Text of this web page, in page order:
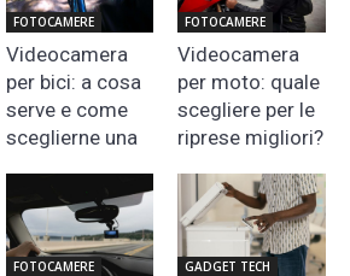
FOTOCAMERE
Videocamera
per bici: a cosa
serve e come
sceglierne una
FOTOCAMERE
Videocamera
per moto: quale
scegliere per le
riprese migliori?
FOTOCAMERE GADGET TECH